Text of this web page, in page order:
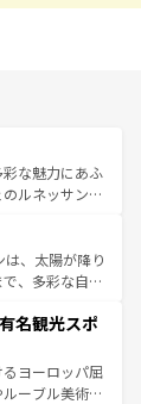
な魅力にあふ
ルネッサンス
フィ海岸の絶
には、本場の
能することも
してみよう！
、太陽が降り
、多彩な自然
コ、熱気あふ
部となってい
バルセロナの
マ遺跡や中世
名観光スポ
ヨーロッパ屈
ーブル美術館